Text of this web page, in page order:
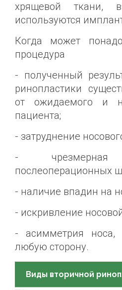
хрящевой ткани,
используются
Когда может
процедура
- полученный
ринопластики
от ожидаемого и
пациента;
- затруднение
- чрезмерная
послеоперационных
- наличие впадин на
- искривление
- асимметрия
любую сторону.
Виды вторичной